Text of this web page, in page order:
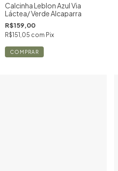
Calcinha Leblon Azul Via
Láctea/ Verde Alcaparra
R$159,00
R$151,05 com Pix
COMPRAR